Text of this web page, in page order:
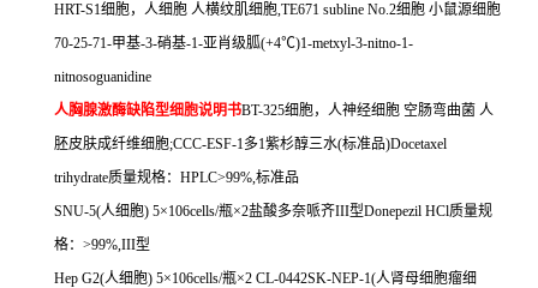
HRT-S1细胞，人细胞 人横纹肌细胞,TE671 subline No.2细胞 小鼠源细胞
70-25-71-甲基-3-硝基-1-亚肖级胍(+4℃)1-metxyl-3-nitno-1-
nitnosoguanidine
人胸腺激酶缺陷型细胞说明书BT-325细胞，人神经细胞 空肠弯曲菌 人
胚皮肤成纤维细胞;CCC-ESF-1多1紫杉醇三水(标准品)Docetaxel
trihydrate质量规格： HPLC>99%,标准品
SNU-5(人细胞) 5×106cells/瓶×2盐酸多奈哌齐III型Donepezil HCl质量规
格： >99%,III型
Hep G2(人细胞) 5×106cells/瓶×2 CL-0442SK-NEP-1(人肾母细胞瘤细